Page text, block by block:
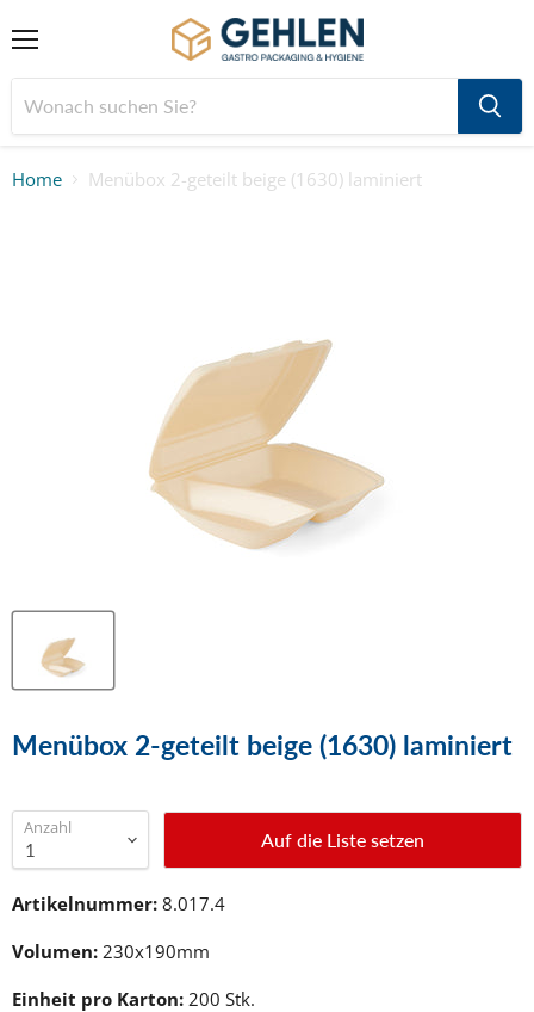
Home Menübox 2-geteilt beige (1630) laminiert
Menübox 2-geteilt beige (1630) laminiert
Anzahl
Auf die Liste setzen
Artikelnummer: 8.017.4
Volumen: 230x190mm
Einheit pro Karton: 200 Stk.